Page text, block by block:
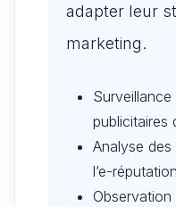
adapter leur
marketing.
publicitaires
Analyse
l’e-réputation